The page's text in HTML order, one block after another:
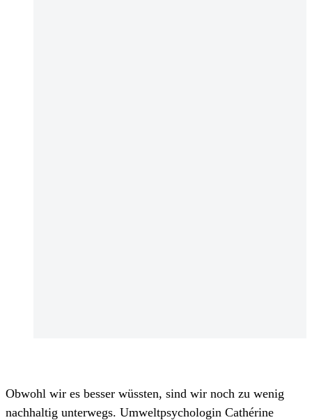
Obwohl wir es besser wüssten, sind wir noch zu wenig
nachhaltig unterwegs. Umweltpsychologin Cathérine